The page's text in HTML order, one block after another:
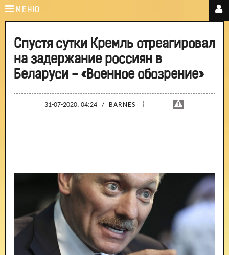
МЕНЮ
Спустя сутки Кремль отреагировал
на задержание россиян в
Беларуси - «Военное обозрение»
31-07-2020, 04:24 / BARNES ¦